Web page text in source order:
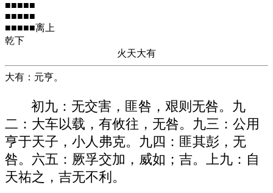
■■■■■
■■■■■
■■■■■离上
乾下
火天大有
大有：元亨。
初九：无交害，匪咎，艰则无咎。九
二：大车以载，有攸往，无咎。九三：公用
亨于天子，小人弗克。九四：匪其彭，无
咎。六五：厥孚交加，威如；吉。上九：自
天祐之，吉无不利。